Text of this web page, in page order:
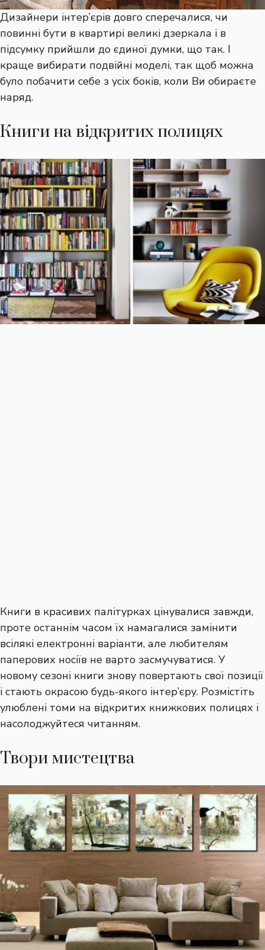
Дизайнери інтер’єрів довго сперечалися, чи
повинні бути в квартирі великі дзеркала і в
підсумку прийшли до єдиної думки, що так. І
краще вибирати подвійні моделі, так щоб можна
було побачити себе з усіх боків, коли Ви обираєте
наряд.
Книги на відкритих полицях
Книги в красивих палітурках цінувалися завжди,
проте останнім часом їх намагалися замінити
всілякі електронні варіанти, але любителям
паперових носіїв не варто засмучуватися. У
новому сезоні книги знову повертають свої позиції
і стають окрасою будь-якого інтер’єру. Розмістіть
улюблені томи на відкритих книжкових полицях і
насолоджуйтеся читанням.
Твори мистецтва